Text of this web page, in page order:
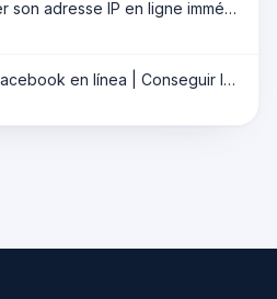
Comment trouver son adresse IP en ligne immédiatement ?
Obtener ID de Facebook en línea | Conseguir ID de perfil, página y grupo instantáneamente